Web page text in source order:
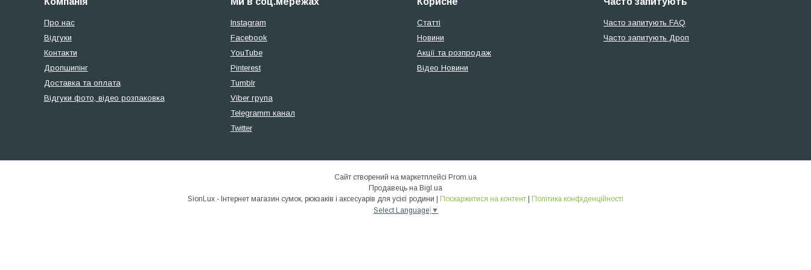
Про нас
Відгуки
Контакти
Дропшипінг
Доставка та оплата
Відгуки фото, відео розпаковка
Instagram
Facebook
YouTube
Pinterest
Tumblr
Viber група
Telegramm канал
Twitter
Статті
Новини
Акції та розпродаж
Відео Новини
Часто запитують FAQ
Часто запитують Дроп
Сайт створений на маркетплейсі Prom.ua
Продавець на Bigl.ua
SionLux - Інтернет магазин сумок, рюкзаків і аксесуарів для усієї родини | Поскаржитися на контент | Політика конфіденційності
Select Language ▼